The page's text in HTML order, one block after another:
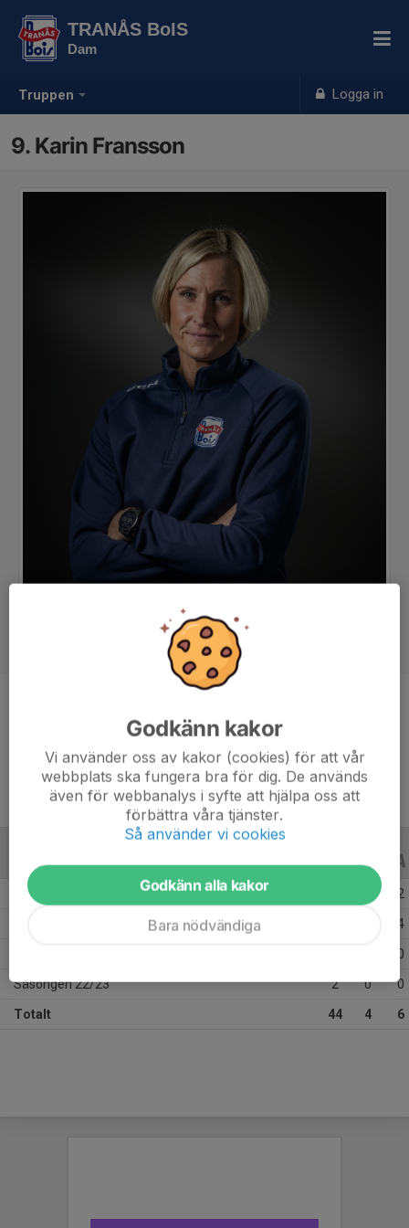
Truppen Logga in
TRANÅS BoIS
Dam
9. Karin Fransson
45 år
ALLA SERIER ALLA ÅR
Säsongen 25/26 2
4
0
Säsongen 22/23 2 0 0
Totalt 44 4 6
Godkänn kakor
Vi använder oss av kakor (cookies) för att vår
webbplats ska fungera bra för dig. De används
även för webbanalys i syfte att hjälpa oss att
förbättra våra tjänster.
Så använder vi cookies
Godkänn alla kakor
Bara nödvändiga